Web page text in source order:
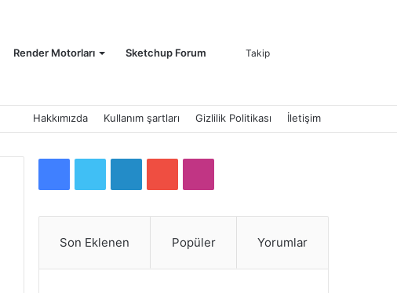
Render Motorları Sketchup Forum Takip
Hakkımızda Kullanım şartları Gizlilik Politikası İletişim
Son Eklenen Popüler Yorumlar